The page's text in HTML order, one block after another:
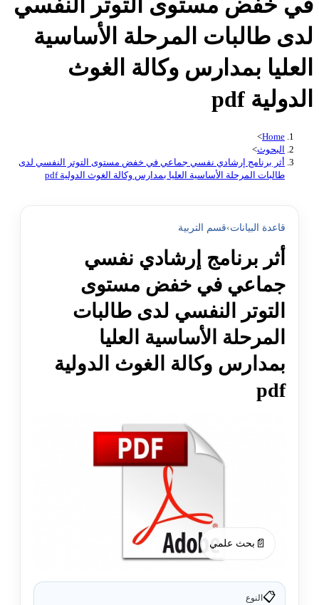
في خفض مستوى التوتر النفسي
لدى طالبات المرحلة الأساسية
العليا بمدارس وكالة الغوث
الدولية pdf
Home
>
البحوث>
أثر برنامج إرشادي نفسي جماعي في خفض مستوى التوتر النفسي لدى
طالبات المرحلة الأساسية العليا بمدارس وكالة الغوث الدولية pdf
قاعدة البيانات›قسم التربية
أثر برنامج إرشادي نفسي
جماعي في خفض مستوى
التوتر النفسي لدى طالبات
المرحلة الأساسية العليا
بمدارس وكالة الغوث الدولية
pdf
📄 بحث علمي
📋النوع